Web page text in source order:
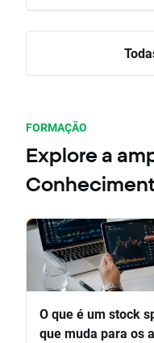
FORMAÇÃO
Explore a
O que é um stock
que muda para os